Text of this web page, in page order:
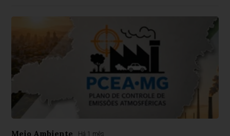
Meio Ambiente Há 1 mês